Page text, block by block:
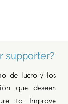
supporter?
de lucro y los
que deseen
to Improve